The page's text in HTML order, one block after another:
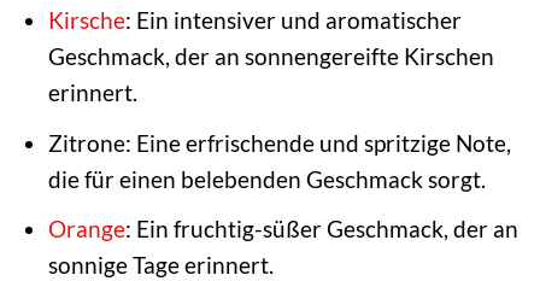
Kirsche: Ein intensiver und aromatischer
Geschmack, der an sonnengereifte Kirschen
erinnert.
Zitrone: Eine erfrischende und spritzige Note,
die für einen belebenden Geschmack sorgt.
Orange: Ein fruchtig-süßer Geschmack, der an
sonnige Tage erinnert.